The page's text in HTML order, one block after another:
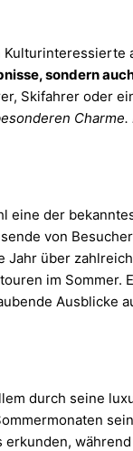
sondern
Skifahrer oder
eine der
von
über
im Sommer.
Ausblicke
durch seine